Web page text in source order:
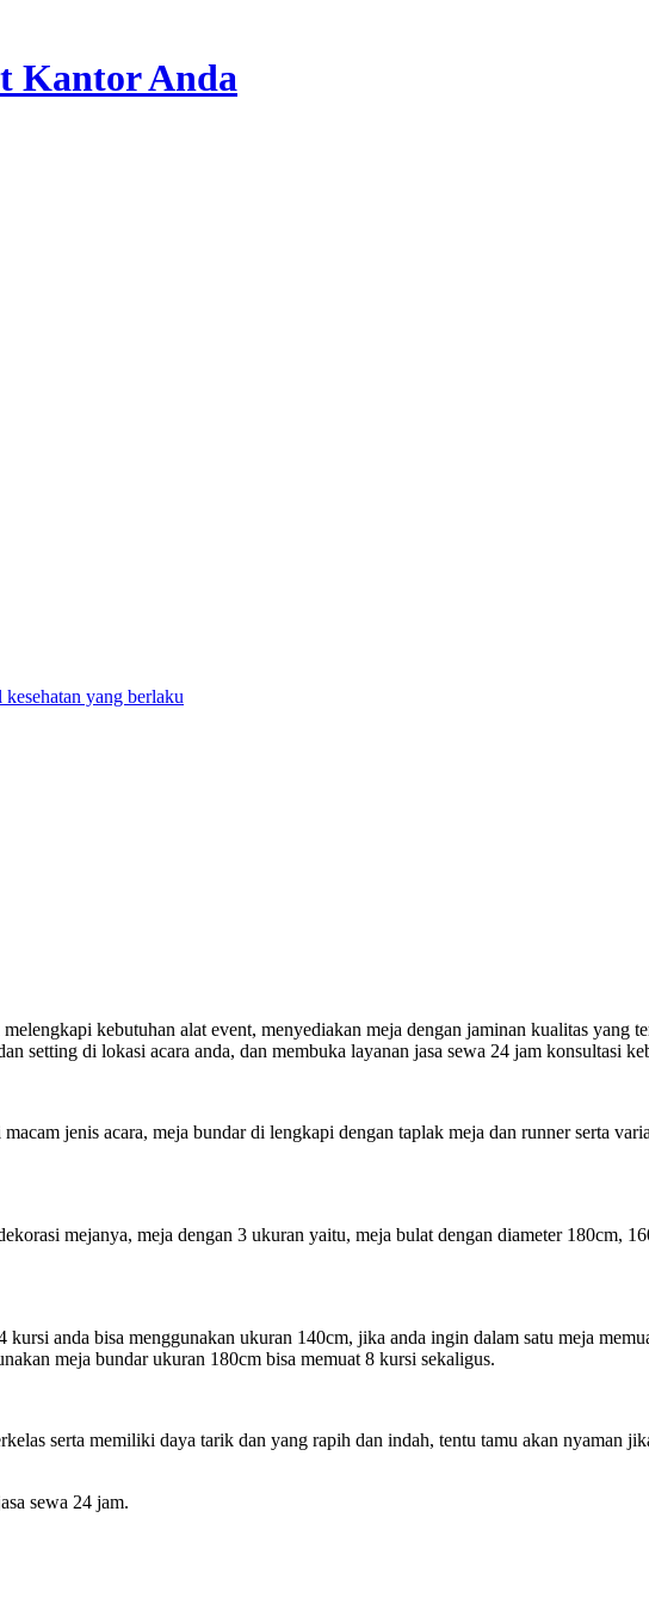
Kantor Anda
yang berlaku
kebutuhan alat event, menyediakan meja dengan jaminan kualitas yang
setting di lokasi acara anda, dan membuka layanan jasa sewa 24 jam konsultasi
jenis acara, meja bundar di lengkapi dengan taplak meja dan runner serta
mejanya, meja dengan 3 ukuran yaitu, meja bulat dengan diameter 180cm,
anda bisa menggunakan ukuran 140cm, jika anda ingin dalam satu meja
meja bundar ukuran 180cm bisa memuat 8 kursi sekaligus.
serta memiliki daya tarik dan yang rapih dan indah, tentu tamu akan nyaman
sewa 24 jam.